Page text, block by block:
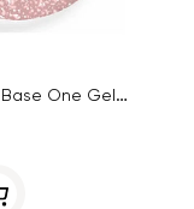
UV stavebný gél na nechty Silcare Base One Gel – Shimmer Peach, 50g